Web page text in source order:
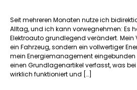
Seit mehreren Monaten nutze ich
Alltag, und ich kann vorwegnehmen: Es
Elektroauto grundlegend verändert. Mein
ein Fahrzeug, sondern ein vollwertiger
mein Energiemanagement eingebunden
einen Grundlagenartikel verfasst, was
wirklich funktioniert und […]